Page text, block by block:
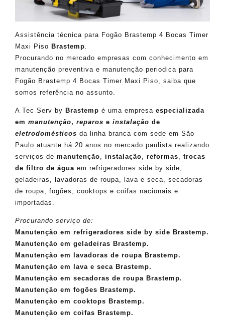
Assistência técnica para Fogão Brastemp 4 Bocas Timer
Maxi Piso Brastemp
Procurando no mercado empresas com conhecimento em
manutenção preventiva e manutenção periodica para
Fogão Brastemp 4 Bocas Timer Maxi Piso, saiba que
somos referência no assunto.
A Tec Serv by Brastemp é uma empresa especializada
em manutenção, reparos e instalação de
eletrodomésticos da linha branca com sede em São
Paulo atuante há 20 anos no mercado paulista realizando
serviços de manutenção instalação reformas
trocas
de filtro de água em refrigeradores side by side,
geladeiras, lavadoras de roupa, lava e seca, secadoras
de roupa, fogões, cooktops e coifas nacionais e
importadas.
Procurando serviço de:
Manutenção em refrigeradores side by side Brastemp.
Manutenção em geladeiras Brastemp.
Manutenção em lavadoras de roupa Brastemp.
Manutenção em lava e seca Brastemp.
Manutenção em secadoras de roupa Brastemp.
Manutenção em fogões Brastemp.
Manutenção em cooktops Brastemp.
Manutenção em coifas Brastemp.